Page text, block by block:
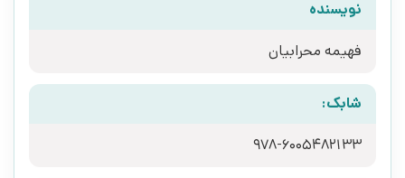
نویسنده
فهیمه محرابیان
شابک:
978-6005482133